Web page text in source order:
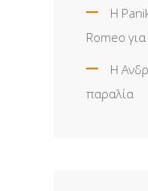
Η
Romeo
Η
παραλία